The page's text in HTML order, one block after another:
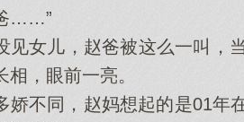
……”
女儿，赵爸被这么一叫，当
相，眼前一亮。
同，赵妈想起的是01年在